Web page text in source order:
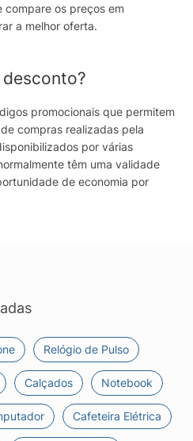
os preços em
a melhor oferta.
promocionais que permitem
compras realizadas pela
por várias
têm uma validade
de economia por
Relógio de Pulso
Calçados Notebook
Cafeteira Elétrica